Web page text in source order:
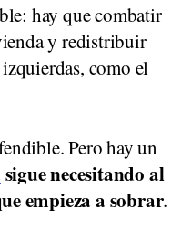
hay que combatir
y redistribuir
como el
Pero hay un
sigue necesitando al
empieza a sobrar.